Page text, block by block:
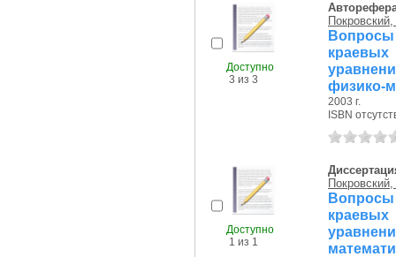
Доступно
3 из 3
физико-
2003 г.
ISBN
Доступно
1 из 1